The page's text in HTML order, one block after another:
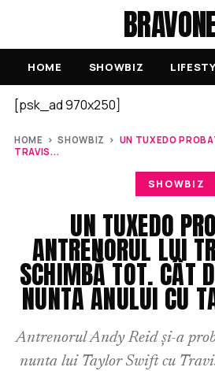
HOME SHOWBIZ
[psk_ad 970x250]
HOME ›SHOWBIZ › UN TUXEDO
TRAVIS...
SHOWBIZ
UN TUXEDO
ANTRENORUL LUI
SCHIMBĂ TOT. CÂT
NUNTA ANULUI CU
Antrenorul Andy Reid și-a
nunta lui Taylor Swift cu